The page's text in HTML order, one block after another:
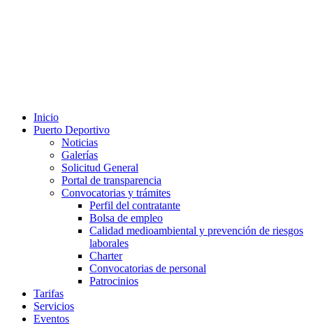
Inicio
Puerto Deportivo
Noticias
Galerías
Solicitud General
Portal de transparencia
Convocatorias y trámites
Perfil del contratante
Bolsa de empleo
Calidad medioambiental y prevención de riesgos
laborales
Charter
Convocatorias de personal
Patrocinios
Tarifas
Servicios
Eventos